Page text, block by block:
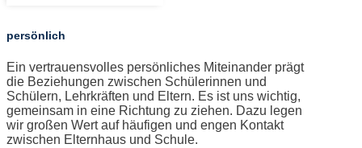
persönlich
Ein vertrauensvolles persönliches Miteinander prägt
die Beziehungen zwischen Schülerinnen und
Schülern, Lehrkräften und Eltern. Es ist uns wichtig,
gemeinsam in eine Richtung zu ziehen. Dazu legen
wir großen Wert auf häufigen und engen Kontakt
zwischen Elternhaus und Schule.